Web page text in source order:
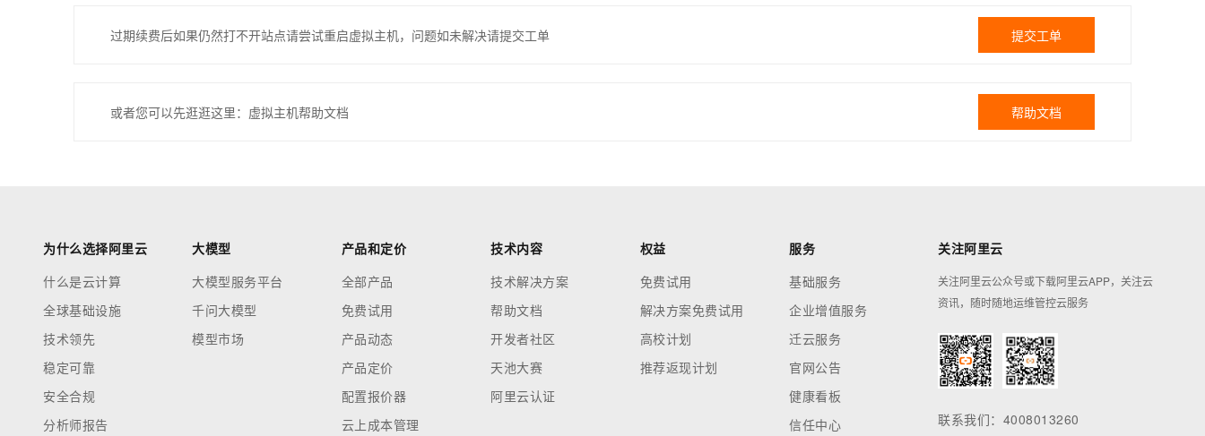
过期续费后如果仍然打不开站点请尝试重启虚拟主机，问题如未解决请提交工单 提交工单
或者您可以先逛逛这里：虚拟主机帮助文档 帮助文档